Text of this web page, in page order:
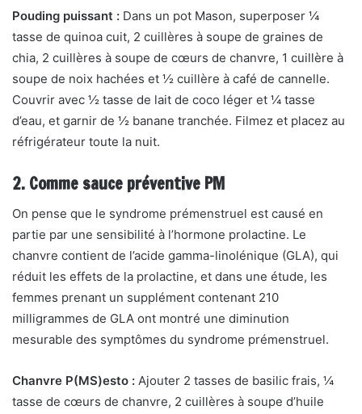
Pouding puissant : Dans un pot Mason, superposer ¼
tasse de quinoa cuit, 2 cuillères à soupe de graines de
chia, 2 cuillères à soupe de cœurs de chanvre, 1 cuillère à
soupe de noix hachées et ½ cuillère à café de cannelle.
Couvrir avec ½ tasse de lait de coco léger et ¼ tasse
d’eau, et garnir de ½ banane tranchée. Filmez et placez au
réfrigérateur toute la nuit.
2. Comme sauce préventive PM
On pense que le syndrome prémenstruel est causé en
partie par une sensibilité à l’hormone prolactine. Le
chanvre contient de l’acide gamma-linolénique (GLA), qui
réduit les effets de la prolactine, et dans une étude, les
femmes prenant un supplément contenant 210
milligrammes de GLA ont montré une diminution
mesurable des symptômes du syndrome prémenstruel.
Chanvre P(MS)esto : Ajouter 2 tasses de basilic frais, ¼
tasse de cœurs de chanvre, 2 cuillères à soupe d’huile